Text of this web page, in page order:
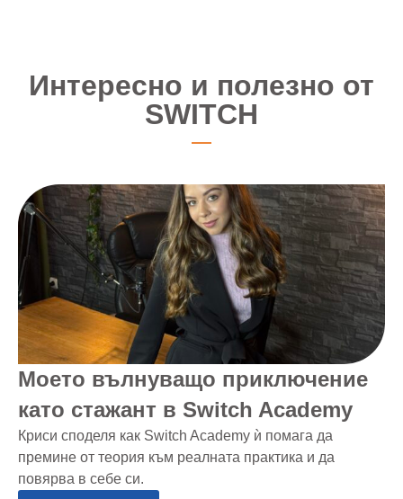
Интересно и полезно от
SWITCH
Моето вълнуващо приключение
като стажант в Switch Academy
Криси споделя как Switch Academy ѝ помага да
премине от теория към реалната практика и да
повярва в себе си.